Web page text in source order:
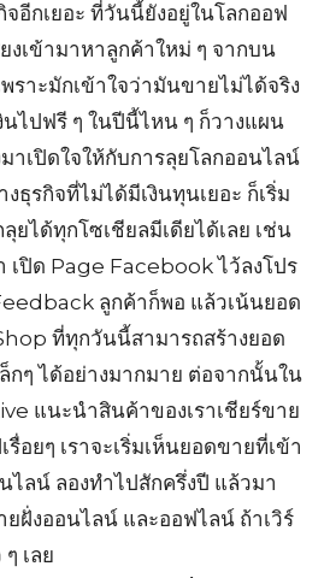
จอีกเยอะ ที่วันนี้ยังอยู่ในโลกออฟ
งเข้ามาหาลูกค้าใหม่ ๆ จากบน
ราะมักเข้าใจว่ามันขายไม่ได้จริง
นไปฟรี ๆ ในปีนี้ไหน ๆ ก็วางแผน
าเปิดใจให้กับการลุยโลกออนไลน์
ธุรกิจที่ไม่ได้มีเงินทุนเยอะ ก็เริ่ม
ยได้ทุกโซเชียลมีเดียได้เลย เช่น
เปิด Page Facebook ไว้ลงโปร
ลูกค้าก็พอ แล้วเน้นยอด
ที่ทุกวันนี้สามารถสร้างยอด
กๆ ได้อย่างมากมาย ต่อจากนั้นใน
แนะนำสินค้าของเราเชียร์ขาย
อยๆ เราจะเริ่มเห็นยอดขายที่เข้า
ไลน์ ลองทำไปสักครึ่งปี แล้วมา
ยฝั่งออนไลน์ และออฟไลน์ ถ้าเวิร์
เลย